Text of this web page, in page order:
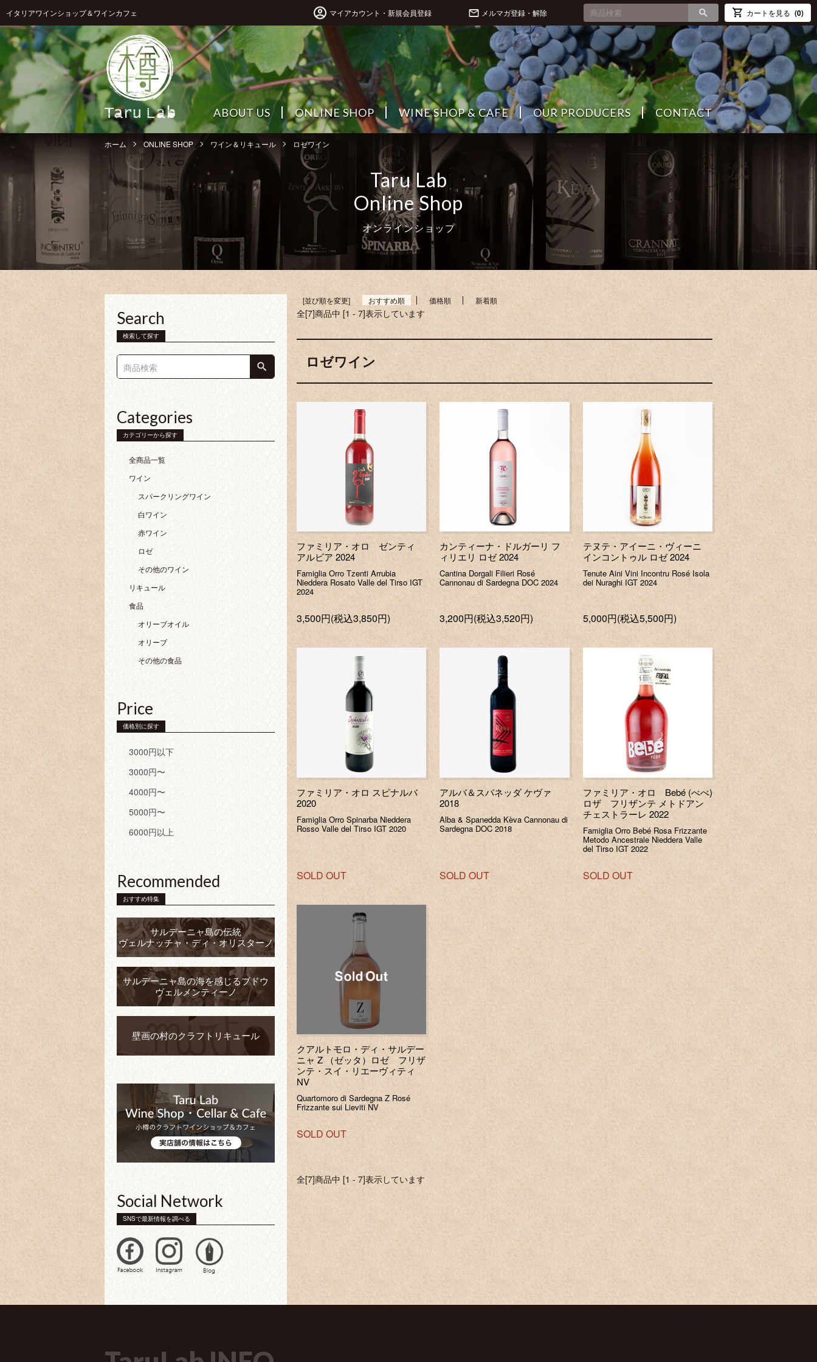
イタリアワインショップ＆ワインカフェ マイアカウント・新規会員登録 メルマガ登録・解除 カートを見る (0)
ABOUT US ONLINE SHOP WINE SHOP & CAFE OUR PRODUCERS CONTACT
ホーム ONLINE SHOP ワイン＆リキュール ロゼワイン
Taru Lab
Online Shop
オンラインショップ
[並び順を変更] おすすめ順 価格順 新着順
全[7]商品中 [1 - 7]表示しています
ロゼワイン
ファミリア・オロ ゼンティ
アルビア 2024
Famiglia Orro Tzenti Arrubia
Nieddera Rosato Valle del Tirso IGT
2024
3,500円(税込3,850円)
カンティーナ・ドルガーリ フ
ィリエリ ロゼ 2024
Cantina Dorgali Filieri Rosé
Cannonau di Sardegna DOC 2024
3,200円(税込3,520円)
テヌテ・アイーニ・ヴィーニ
インコントゥル ロゼ 2024
Tenute Aini Vini Incontru Rosé Isola
dei Nuraghi IGT 2024
5,000円(税込5,500円)
ファミリア・オロ スピナルバ
2020
Famiglia Orro Spinarba Nieddera
Rosso Valle del Tirso IGT 2020
SOLD OUT
アルバ＆スパネッダ ケヴァ
2018
Alba & Spanedda Kèva Cannonau di
Sardegna DOC 2018
SOLD OUT
ファミリア・オロ Bebé (べべ)
ロザ フリザンテ メトドアン
チェストラーレ 2022
Famiglia Orro Bebé Rosa Frizzante
Metodo Ancestrale Nieddera Valle
del Tirso IGT 2022
SOLD OUT
クアルトモロ・ディ・サルデー
ニャ Z （ゼッタ）ロゼ フリザ
ンテ・スイ・リエーヴィティ
NV
Quartomoro di Sardegna Z Rosé
Frizzante sui Lieviti NV
SOLD OUT
全[7]商品中 [1 - 7]表示しています
Search
検索して探す
Categories
カテゴリーから探す
全商品一覧
ワイン
スパークリングワイン
白ワイン
赤ワイン
ロゼ
その他のワイン
リキュール
食品
オリーブオイル
オリーブ
その他の食品
Price
価格別に探す
3000円以下
3000円〜
4000円〜
5000円〜
6000円以上
Recommended
おすすめ特集
サルデーニャ島の伝統
ヴェルナッチャ・ディ・オリスターノ
サルデーニャ島の海を感じるブドウ
ヴェルメンティーノ
壁画の村のクラフトリキュール
Social Network
SNSで最新情報を調べる